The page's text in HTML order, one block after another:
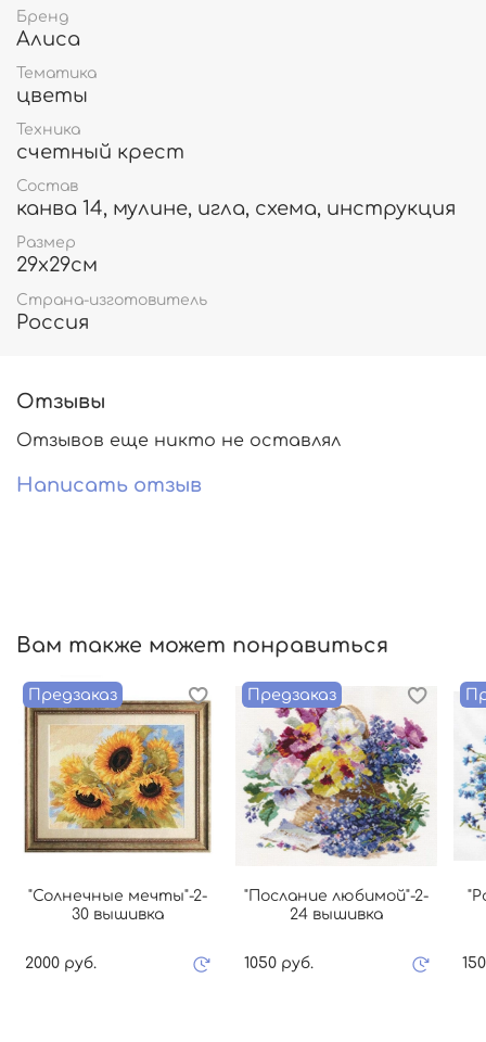
Бренд
Алиса
Тематика
цветы
Техника
счетный крест
Состав
канва 14, мулине, игла, схема, инструкция
Размер
29х29см
Страна-изготовитель
Россия
Отзывы
Отзывов еще никто не оставлял
Написать отзыв
Вам также может понравиться
Предзаказ
"Солнечные мечты"-2-
30 вышивка
2000 руб.
Предзаказ
"Послание любимой"-2-
24 вышивка
1050 руб.